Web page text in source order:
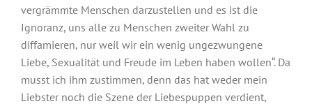
vergrämmte Menschen darzustellen und es ist die
Ignoranz, uns alle zu Menschen zweiter Wahl zu
diffamieren, nur weil wir ein wenig ungezwungene
Liebe, Sexualität und Freude im Leben haben wollen“. Da
musst ich ihm zustimmen, denn das hat weder mein
Liebster noch die Szene der Liebespuppen verdient,